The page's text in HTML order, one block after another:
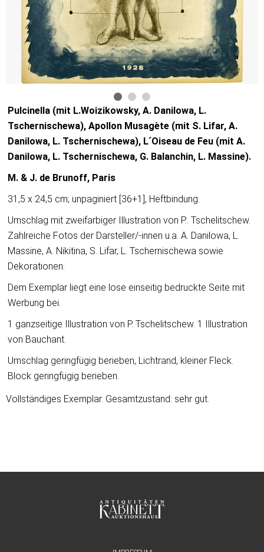
Pulcinella (mit L.Woizikowsky, A. Danilowa, L.
Tschernischewa), Apollon Musagète (mit S. Lifar, A.
Danilowa, L. Tschernischewa), L´Oiseau de Feu (mit A.
Danilowa, L. Tschernischewa, G. Balanchin, L. Massine).
M. & J. de Brunoff, Paris
31,5 x 24,5 cm; unpaginiert [36+1], Heftbindung.
Umschlag mit zweifarbiger Illustration von P.. Tschelitschew.
Zahlreiche Fotos der Darsteller/-innen u.a. A. Danilowa, L.
Massine, A. Nikitina, S. Lifar, L. Tschernischewa sowie
Dekorationen.
Dem Exemplar liegt eine lose einseitig bedruckte Seite mit
Werbung bei.
1 ganzseitige Illustration von P. Tschelitschew. 1 Illustration
von Bauchant.
Umschlag geringfügig berieben, Lichtrand, kleiner Fleck.
Block geringfügig berieben.
Vollständiges Exemplar. Gesamtzustand: sehr gut.